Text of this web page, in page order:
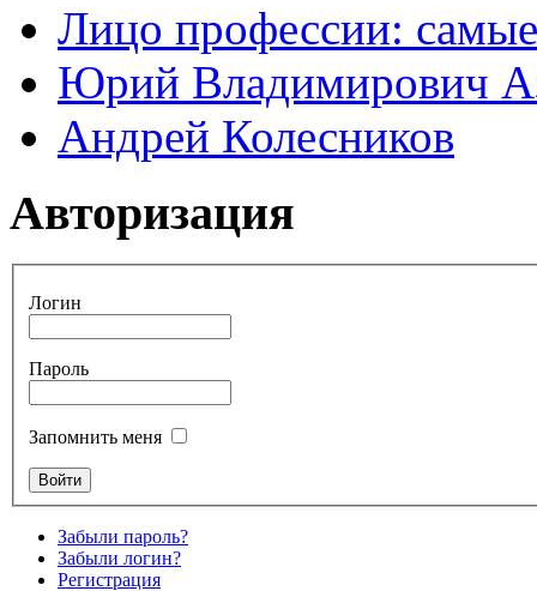
Лицо профессии:
Юрий Владимирович
Андрей Колесников
Авторизация
Логин
Пароль
Запомнить меня
Забыли пароль?
Забыли логин?
Регистрация